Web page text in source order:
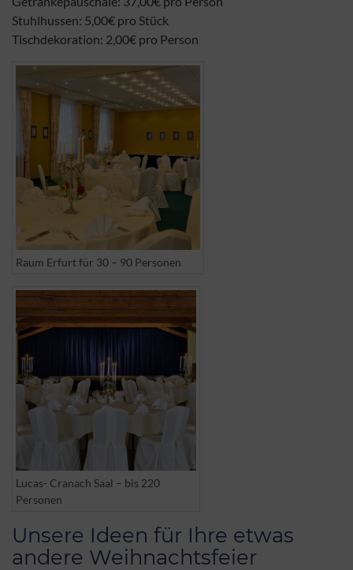
Stuhlhussen: 5,00€ pro Stück
Tischdekoration: 2,00€ pro Person
Raum Erfurt für 30 – 90 Personen
Lucas- Cranach Saal – bis 220
Personen
Unsere Ideen für Ihre etwas
andere Weihnachtsfeier